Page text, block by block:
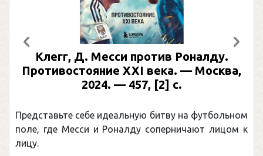
Месси против Роналду.
XXI века. — Москва,
— 457, [2] с.
идеальную битву на футбольном
и Роналду соперничают лицом к
Рабинер, И.
Москва, 2024
Предыдущий